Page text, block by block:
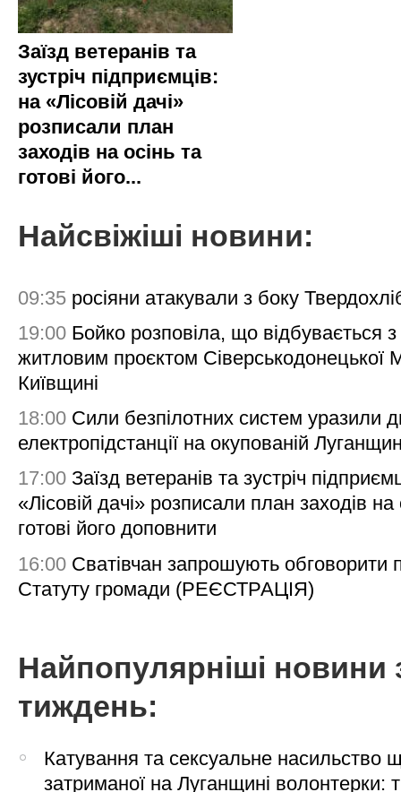
Заїзд ветеранів та
зустріч підприємців:
на «Лісовій дачі»
розписали план
заходів на осінь та
готові його...
Найсвіжіші новини:
09:35 росіяни атакували з боку
19:00 Бойко розповіла, що відбувається з
житловим проєктом Сіверськодонецької
Київщині
18:00 Сили безпілотних систем уразили
електропідстанції на окупованій
17:00 Заїзд ветеранів та зустріч
«Лісовій дачі» розписали план заходів на
готові його доповнити
16:00 Сватівчан запрошують обговорити
Статуту громади (РЕЄСТРАЦІЯ)
Найпопулярніші новини
тиждень:
Катування та сексуальне насильство
затриманої на Луганщині волонтерки: